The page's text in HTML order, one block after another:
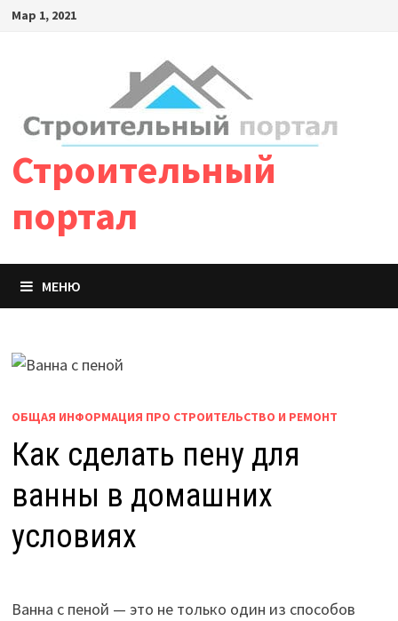
Мар 1, 2021
Строительный
портал
МЕНЮ
ОБЩАЯ ИНФОРМАЦИЯ ПРО СТРОИТЕЛЬСТВО И РЕМОНТ
Как сделать пену для
ванны в домашних
условиях
Ванна с пеной — это не только один из способов